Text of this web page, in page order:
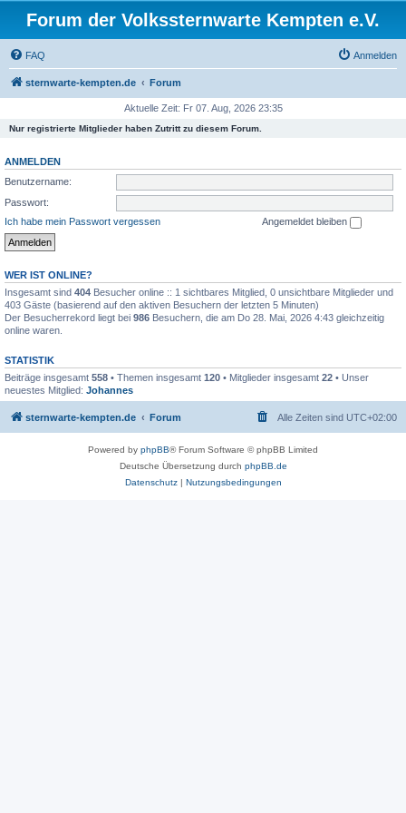
Forum der Volkssternwarte Kempten e.V.
FAQ Anmelden
sternwarte-kempten.de Forum
Aktuelle Zeit: Fr 07. Aug, 2026 23:35
Nur registrierte Mitglieder haben Zutritt zu diesem Forum.
ANMELDEN
Benutzername:
Passwort:
Ich habe mein Passwort vergessen
Angemeldet bleiben
WER IST ONLINE?
Insgesamt sind 404 Besucher online :: 1 sichtbares Mitglied, 0 unsichtbare Mitglieder und
403 Gäste (basierend auf den aktiven Besuchern der letzten 5 Minuten)
Der Besucherrekord liegt bei 986 Besuchern, die am Do 28. Mai, 2026 4:43 gleichzeitig
online waren.
STATISTIK
Beiträge insgesamt 558 • Themen insgesamt 120 • Mitglieder insgesamt 22 • Unser
neuestes Mitglied: Johannes
sternwarte-kempten.de Forum Alle Zeiten sind UTC+02:00
Powered by phpBB® Forum Software © phpBB Limited
Deutsche Übersetzung durch phpBB.de
Datenschutz| Nutzungsbedingungen